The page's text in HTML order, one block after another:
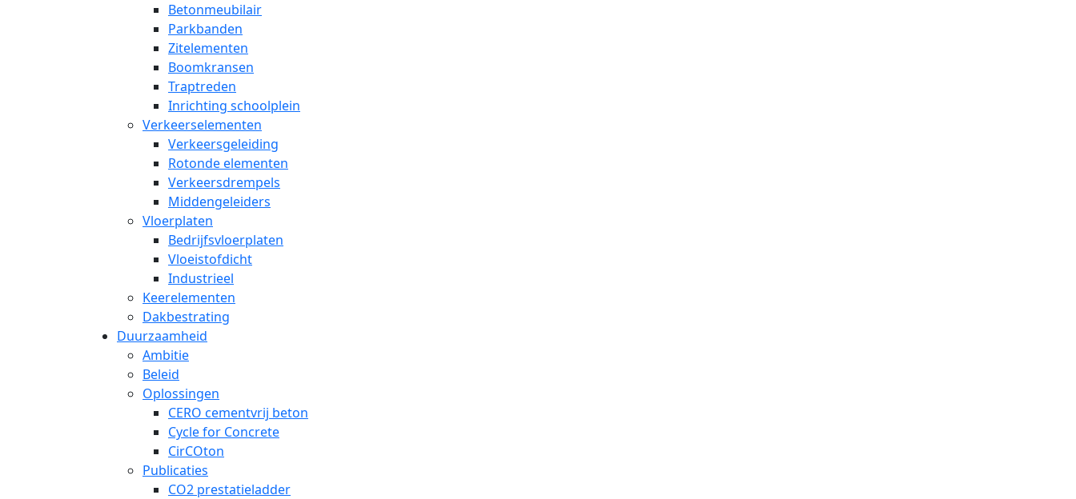
Betonmeubilair
Parkbanden
Zitelementen
Boomkransen
Traptreden
Inrichting schoolplein
Verkeerselementen
Verkeersgeleiding
Rotonde elementen
Verkeersdrempels
Middengeleiders
Vloerplaten
Bedrijfsvloerplaten
Vloeistofdicht
Industrieel
Keerelementen
Dakbestrating
Duurzaamheid
Ambitie
Beleid
Oplossingen
CERO cementvrij beton
Cycle for Concrete
CirCOton
Publicaties
CO2 prestatieladder